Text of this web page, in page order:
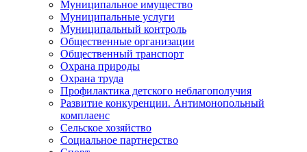
Муниципальное имущество
Муниципальные услуги
Муниципальный контроль
Общественные организации
Общественный транспорт
Охрана природы
Охрана труда
Профилактика детского неблагополучия
Развитие конкуренции. Антимонопольный
комплаенс
Сельское хозяйство
Социальное партнерство